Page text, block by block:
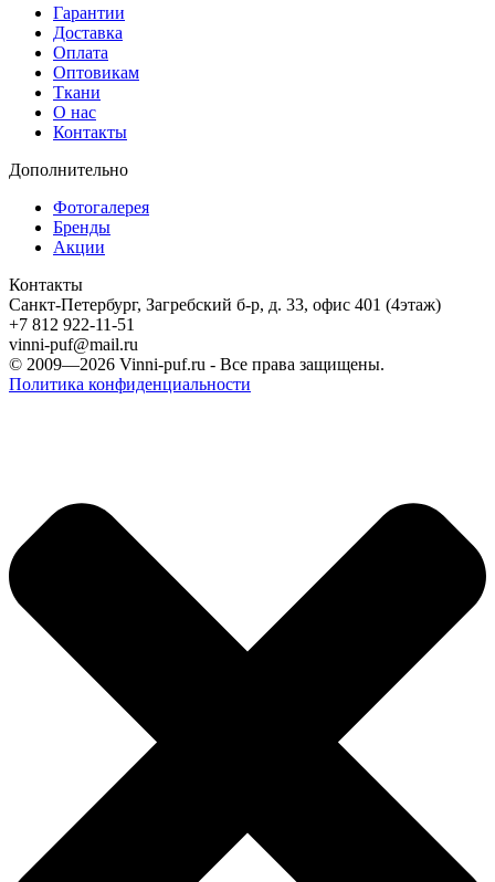
Гарантии
Доставка
Оплата
Оптовикам
Ткани
О нас
Контакты
Дополнительно
Фотогалерея
Бренды
Акции
Контакты
Санкт-Петербург, Загребский б-р, д. 33, офис 401 (4этаж)
+7 812 922-11-51
vinni-puf@mail.ru
© 2009—2026 Vinni-puf.ru - Все права защищены.
Политика конфиденциальности